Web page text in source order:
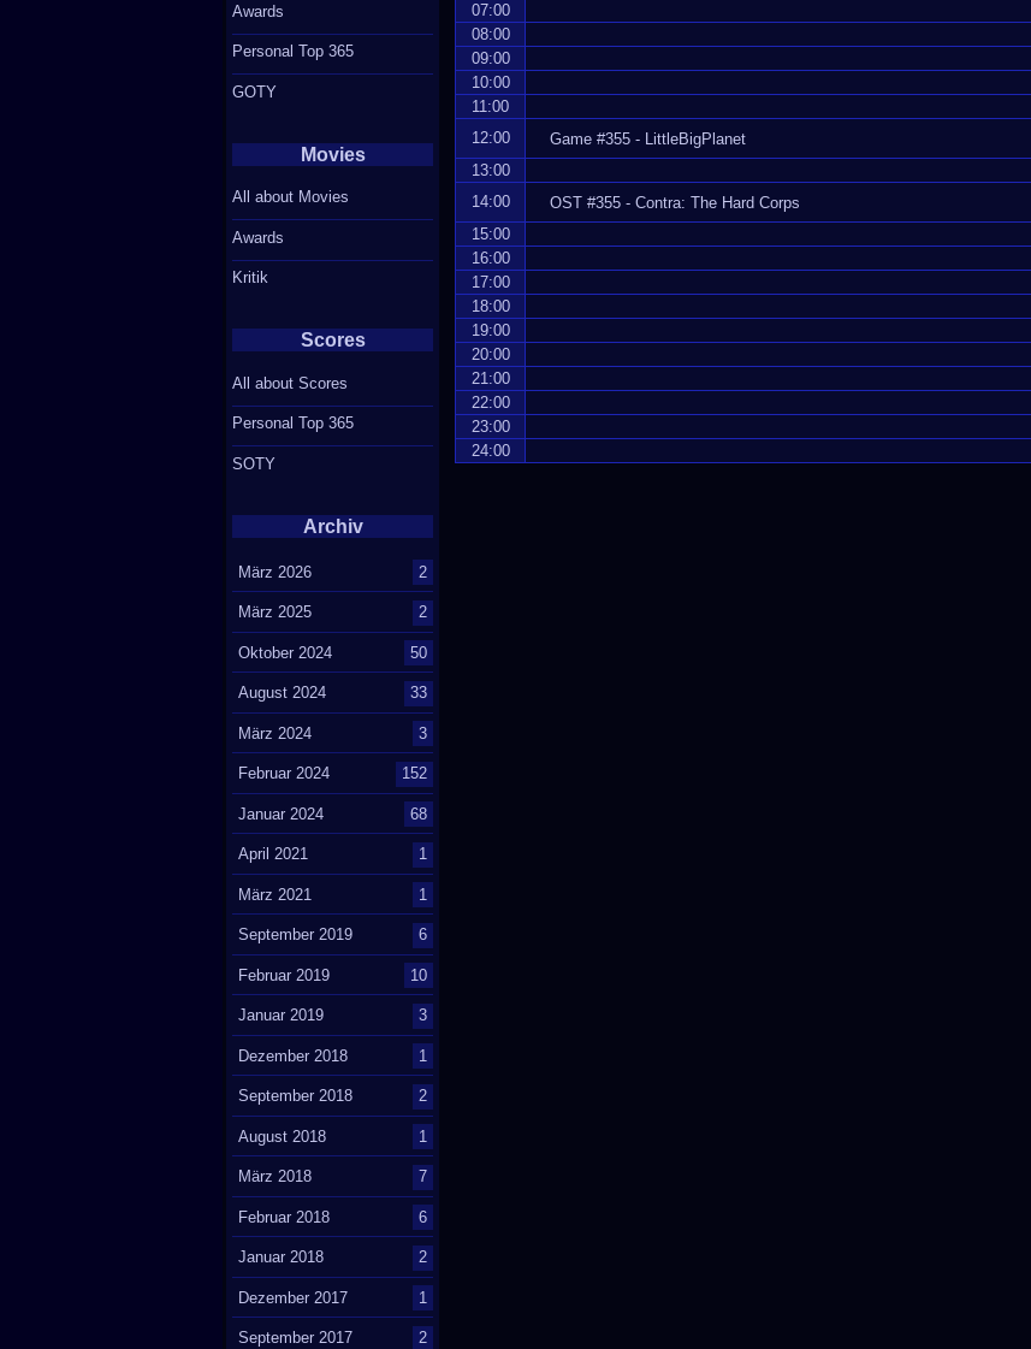
07:00
08:00
09:00
10:00
11:00
12:00
Game #355 - LittleBigPlanet
13:00
14:00
OST #355 - Contra: The Hard Corps
15:00
16:00
17:00
18:00
19:00
20:00
21:00
22:00
23:00
24:00
Awards
Personal Top 365
GOTY
Movies
All about Movies
Awards
Kritik
Scores
All about Scores
Personal Top 365
SOTY
Archiv
März 2026 2
März 2025 2
Oktober 2024 50
August 2024 33
März 2024 3
Februar 2024 152
Januar 2024 68
April 2021 1
März 2021 1
September 2019 6
Februar 2019 10
Januar 2019 3
Dezember 2018 1
September 2018 2
August 2018 1
März 2018 7
Februar 2018 6
Januar 2018 2
Dezember 2017 1
September 2017 2